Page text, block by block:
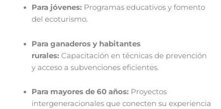
Para jóvenes:Programas educativos y fomento
del ecoturismo.
Para ganaderos y habitantes
rurales:Capacitación en técnicas de prevención
y acceso a subvenciones eficientes.
Para mayores de 60 años:Proyectos
intergeneracionales que conecten su experiencia